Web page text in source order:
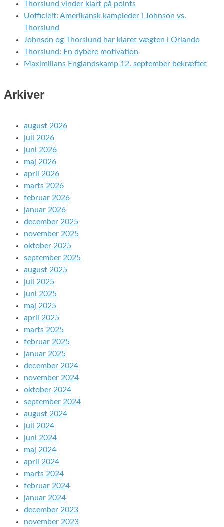
Thorslund vinder klart på points
Uofficielt: Amerikansk kampleder i Johnson vs.
Thorslund
Johnson og Thorslund har klaret vægten i Orlando
Thorslund: En dybere motivation
Maximilians Englandskamp 12. september bekræftet
Arkiver
august 2026
juli 2026
juni 2026
maj 2026
april 2026
marts 2026
februar 2026
januar 2026
december 2025
november 2025
oktober 2025
september 2025
august 2025
juli 2025
juni 2025
maj 2025
april 2025
marts 2025
februar 2025
januar 2025
december 2024
november 2024
oktober 2024
september 2024
august 2024
juli 2024
juni 2024
maj 2024
april 2024
marts 2024
februar 2024
januar 2024
december 2023
november 2023